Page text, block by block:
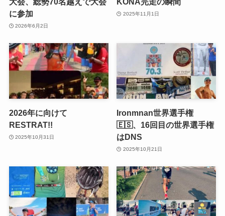
に参加
2026年6月2日
2025年11月1日
2026年に向けて
RESTRAT!!
2025年10月31日
Ironmnan世界選手権
🇪🇸、16回目の世界選手権
はDNS
2025年10月21日